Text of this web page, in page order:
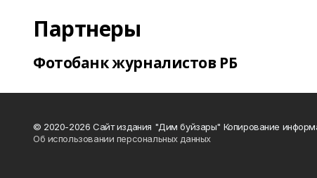
Партнеры
Фотобанк журналистов РБ
© 2020-2026 Сайт издания "Дим буйзары" Копирование
Об использовании персональных данных